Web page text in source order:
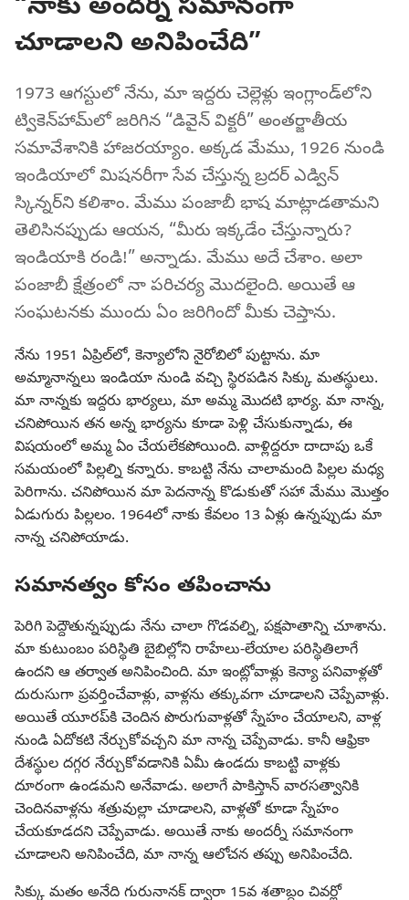
“నాకు అందర్నీ సమానంగా
చూడాలని అనిపించేది”
1973 ఆగస్టులో నేను, మా ఇద్దరు చెల్లెళ్లు ఇంగ్లాండ్‌లోని
ట్వికెన్‌హామ్‌లో జరిగిన “డివైన్‌ విక్టరీ” అంతర్జాతీయ
సమావేశానికి హాజరయ్యాం. అక్కడ మేము, 1926 నుండి
ఇండియాలో మిషనరీగా సేవ చేస్తున్న బ్రదర్‌ ఎడ్విన్‌
స్కిన్నర్‌ని కలిశాం. మేము పంజాబీ భాష మాట్లాడతామని
తెలిసినప్పుడు ఆయన, “మీరు ఇక్కడేం చేస్తున్నారు?
ఇండియాకి రండి!” అన్నాడు. మేము అదే చేశాం. అలా
పంజాబీ క్షేత్రంలో నా పరిచర్య మొదలైంది. అయితే ఆ
సంఘటనకు ముందు ఏం జరిగిందో మీకు చెప్తాను.
నేను 1951 ఏప్రిల్‌లో, కెన్యాలోని నైరోబిలో పుట్టాను. మా
అమ్మానాన్నలు ఇండియా నుండి వచ్చి స్థిరపడిన సిక్కు మతస్థులు.
మా నాన్నకు ఇద్దరు భార్యలు, మా అమ్మ మొదటి భార్య. మా నాన్న,
చనిపోయిన తన అన్న భార్యను కూడా పెళ్లి చేసుకున్నాడు, ఈ
విషయంలో అమ్మ ఏం చేయలేకపోయింది. వాళ్లిద్దరూ దాదాపు ఒకే
సమయంలో పిల్లల్ని కన్నారు. కాబట్టి నేను చాలామంది పిల్లల మధ్య
పెరిగాను. చనిపోయిన మా పెదనాన్న కొడుకుతో సహా మేము మొత్తం
ఏడుగురు పిల్లలం. 1964లో నాకు కేవలం 13 ఏళ్లు ఉన్నప్పుడు మా
నాన్న చనిపోయాడు.
సమానత్వం కోసం తపించాను
పెరిగి పెద్దౌతున్నప్పుడు నేను చాలా గొడవల్ని, పక్షపాతాన్ని చూశాను.
మా కుటుంబం పరిస్థితి బైబిల్లోని రాహేలు-లేయాల పరిస్థితిలాగే
ఉందని ఆ తర్వాత అనిపించింది. మా ఇంట్లోవాళ్లు కెన్యా పనివాళ్లతో
దురుసుగా ప్రవర్తించేవాళ్లు, వాళ్లను తక్కువగా చూడాలని చెప్పేవాళ్లు.
అయితే యూరప్‌కి చెందిన పొరుగువాళ్లతో స్నేహం చేయాలని, వాళ్ల
నుండి ఏదోకటి నేర్చుకోవచ్చని మా నాన్న చెప్పేవాడు. కానీ ఆఫ్రికా
దేశస్థుల దగ్గర నేర్చుకోవడానికి ఏమీ ఉండదు కాబట్టి వాళ్లకు
దూరంగా ఉండమని అనేవాడు. అలాగే పాకిస్తాన్‌ వారసత్వానికి
చెందినవాళ్లను శత్రువుల్లా చూడాలని, వాళ్లతో కూడా స్నేహం
చేయకూడదని చెప్పేవాడు. అయితే నాకు అందర్నీ సమానంగా
చూడాలని అనిపించేది, మా నాన్న ఆలోచన తప్పు అనిపించేది.
సిక్కు మతం అనేది గురునానక్‌ ద్వారా 15వ శతాబ్దం చివర్లో